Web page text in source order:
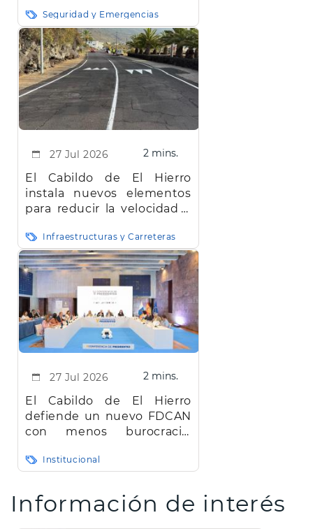
Seguridad y Emergencias
27 Jul 2026 2 mins.
El Cabildo de El Hierro
instala nuevos elementos
para reducir la velocidad y
la red insular
Infraestructuras y Carreteras
27 Jul 2026 2 mins.
El Cabildo de El Hierro
defiende un nuevo FDCAN
con menos burocracia,
Institucional
Paginación
Información de interés